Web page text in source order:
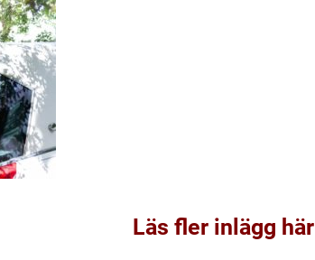
Läs fler inlägg här